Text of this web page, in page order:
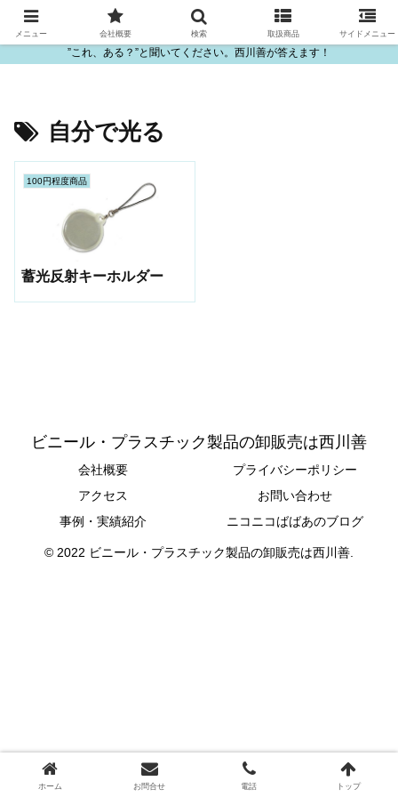
ビニール・プラスチック製品の卸販売は西川善
”これ、ある？”と聞いてください。西川善が答えます！
自分で光る
100円程度商品
蓄光反射キーホルダー
ビニール・プラスチック製品の卸販売は西川善
会社概要
プライバシーポリシー
アクセス
お問い合わせ
事例・実績紹介
ニコニコばばあのブログ
© 2022 ビニール・プラスチック製品の卸販売は西川善.
メニュー 会社概要 検索 取扱商品 サイドメニュー
ホーム お問合せ 電話 トップ